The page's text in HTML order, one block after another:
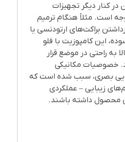
در کنار دیگر تجهیزات
است. مثلاً هنگام ترمیم
براکت‌های ارتودنسی یا
این کامپوزیت با فلو
به راحتی در موضع قرار
خصوصیات مکانیکی
بصری، سبب شده است که
زیبایی – عملکردی
محصول داشته باشند.